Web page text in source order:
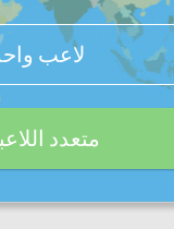
لاعب
متعدد